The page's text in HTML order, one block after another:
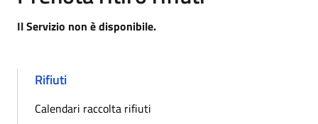
Il Servizio non è disponibile.
Rifiuti
Calendari raccolta rifiuti